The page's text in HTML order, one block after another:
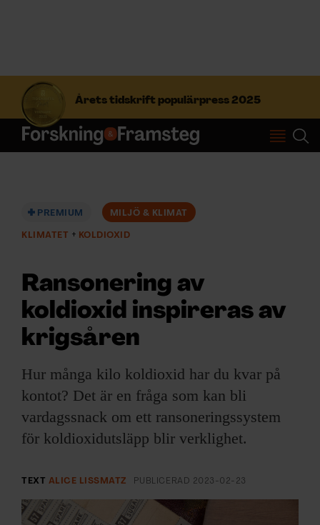
Årets tidskrift populärpress 2025
S
f
t
Prenumerera
ÄMNEN
ARKIV & E-TIDNING
EVENEMANG & RESOR
SHOP
KONTAKTA F&F
SKRIV I F&F
PREMIUM MILJÖ & KLIMAT
KLIMATET KOLDIOXID
Ransonering av
koldioxid inspireras av
krigsåren
Hur många kilo koldioxid har du kvar på
kontot? Det är en fråga som kan bli
vardagssnack om ett ransoneringssystem
för koldioxidutsläpp blir verklighet.
TEXT ALICE LISSMATZ PUBLICERAD 2023-02-23